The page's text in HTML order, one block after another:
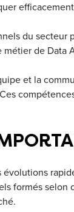
du secteur
de Data
et la
évolutions
formés selon